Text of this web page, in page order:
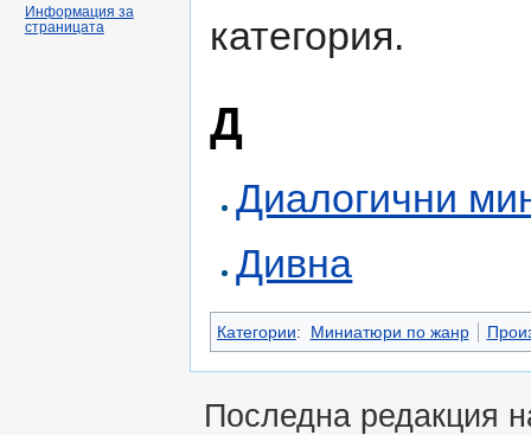
категория.
Д
Диалогични
Дивна
Категории: Миниатюри по жанр
Информация за
страницата
Последна редакция